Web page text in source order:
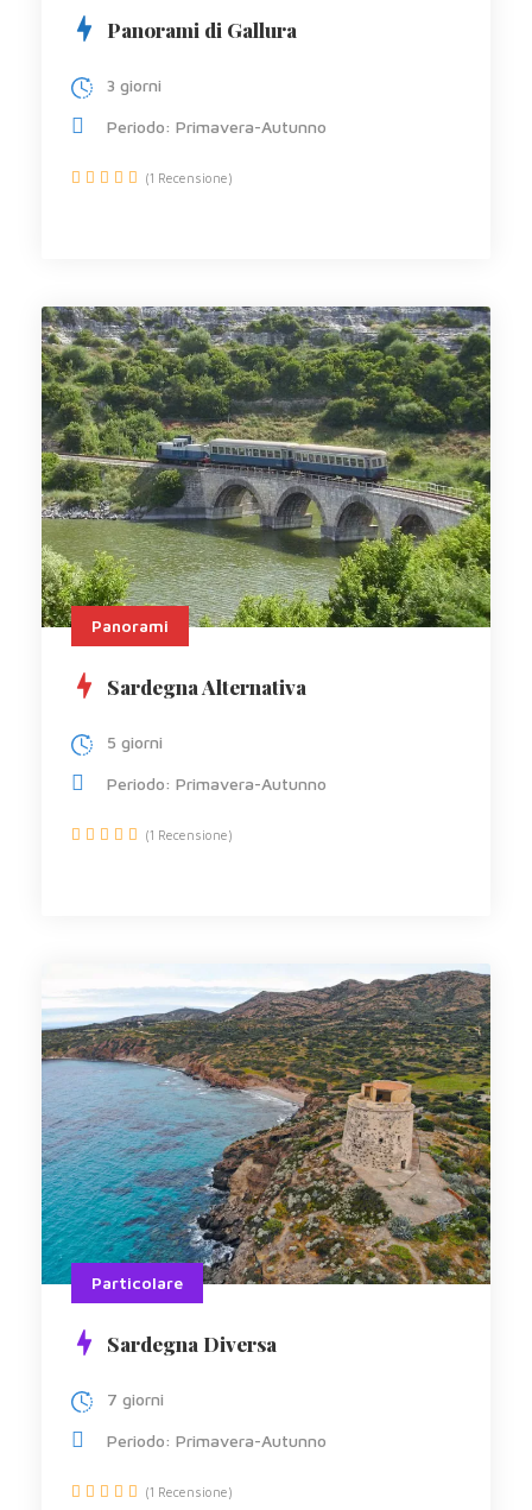
Panorami di Gallura
3 giorni
Periodo: Primavera-Autunno
(1 Recensione)
Panorami
Sardegna Alternativa
5 giorni
Periodo: Primavera-Autunno
(1 Recensione)
Particolare
Sardegna Diversa
7 giorni
Periodo: Primavera-Autunno
(1 Recensione)